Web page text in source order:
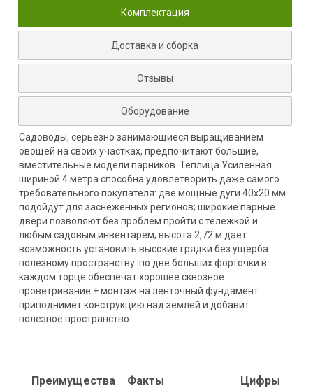
Комплектация
Доставка и сборка
Отзывы
Оборудование
Садоводы, серьезно занимающиеся выращиванием
овощей на своих участках, предпочитают большие,
вместительные модели парников. Теплица Усиленная
шириной 4 метра способна удовлетворить даже самого
требовательного покупателя: две мощные дуги 40х20 мм
подойдут для заснеженных регионов; широкие парные
двери позволяют без проблем пройти с тележкой и
любым садовым инвентарем; высота 2,72 м дает
возможность установить высокие грядки без ущерба
полезному пространству: по две больших форточки в
каждом торце обеспечат хорошее сквозное
проветривание + монтаж на ленточный фундамент
приподнимет конструкцию над землей и добавит
полезное пространство.
Преимущества Факты Цифры